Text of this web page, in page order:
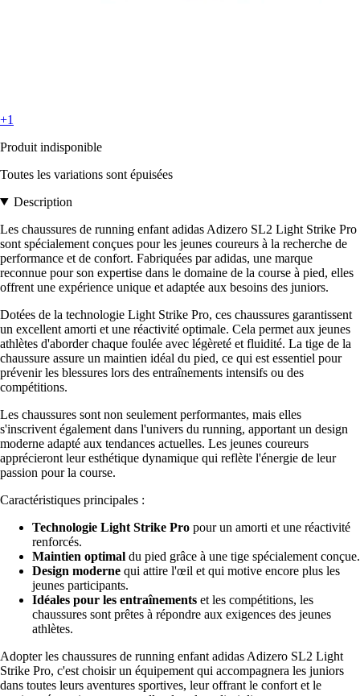
+1
Produit indisponible
Toutes les variations sont épuisées
Description
Les chaussures de running enfant adidas Adizero SL2 Light Strike Pro
sont spécialement conçues pour les jeunes coureurs à la recherche de
performance et de confort. Fabriquées par adidas, une marque
reconnue pour son expertise dans le domaine de la course à pied, elles
offrent une expérience unique et adaptée aux besoins des juniors.
Dotées de la technologie Light Strike Pro, ces chaussures garantissent
un excellent amorti et une réactivité optimale. Cela permet aux jeunes
athlètes d'aborder chaque foulée avec légèreté et fluidité. La tige de la
chaussure assure un maintien idéal du pied, ce qui est essentiel pour
prévenir les blessures lors des entraînements intensifs ou des
compétitions.
Les chaussures sont non seulement performantes, mais elles
s'inscrivent également dans l'univers du running, apportant un design
moderne adapté aux tendances actuelles. Les jeunes coureurs
apprécieront leur esthétique dynamique qui reflète l'énergie de leur
passion pour la course.
Caractéristiques principales :
Technologie Light Strike Pro pour un amorti et une réactivité
renforcés.
Maintien optimal du pied grâce à une tige spécialement conçue.
Design moderne qui attire l'œil et qui motive encore plus les
jeunes participants.
Idéales pour les entraînements et les compétitions, les
chaussures sont prêtes à répondre aux exigences des jeunes
athlètes.
Adopter les chaussures de running enfant adidas Adizero SL2 Light
Strike Pro, c'est choisir un équipement qui accompagnera les juniors
dans toutes leurs aventures sportives, leur offrant le confort et le